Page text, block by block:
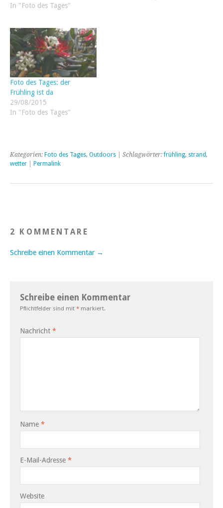
In "Foto des Tages"
Foto des Tages: der
Frühling ist da
29/08/2015
In "Foto des Tages"
Kategorien: Foto des Tages, Outdoors | Schlagwörter:frühling, strand,
wetter
Permalink
2 KOMMENTARE
Schreibe einen Kommentar →
Schreibe einen Kommentar
Pflichtfelder sind mit * markiert.
Nachricht *
Name *
E-Mail-Adresse *
Website